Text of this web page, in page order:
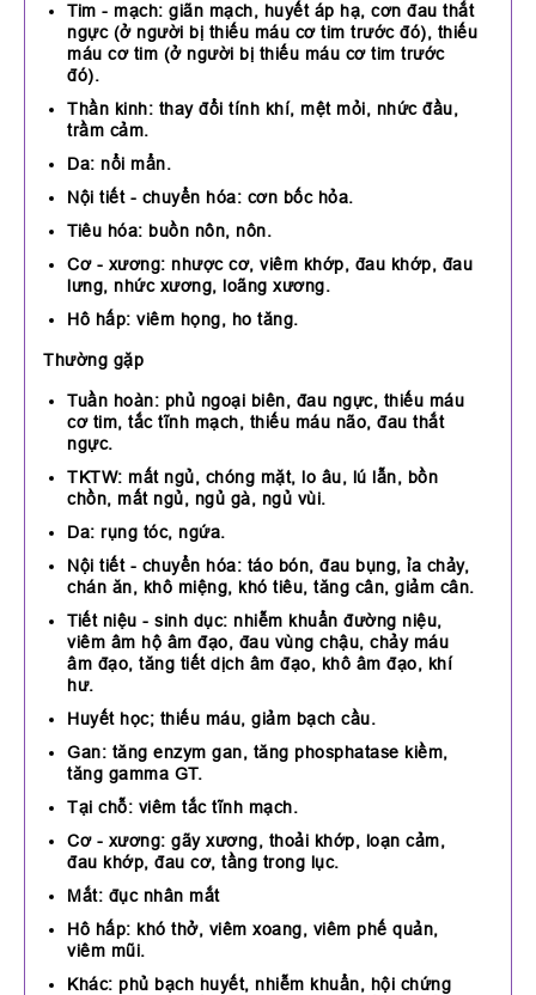
Tim - mạch: giãn mạch, huyết áp hạ, cơn đau thắt
ngực (ở người bị thiếu máu cơ tim trước đó), thiếu
máu cơ tim (ở người bị thiếu máu cơ tim trước
đó).
Thần kinh: thay đổi tính khí, mệt mỏi, nhức đầu,
trầm cảm.
Da: nổi mẩn.
Nội tiết - chuyển hóa: cơn bốc hỏa.
Tiêu hóa: buồn nôn, nôn.
Cơ - xương: nhược cơ, viêm khớp, đau khớp, đau
lưng, nhức xương, loãng xương.
Hô hấp: viêm họng, ho tăng.
Thường gặp
Tuần hoàn: phủ ngoại biên, đau ngực, thiếu máu
cơ tim, tắc tĩnh mạch, thiếu máu não, đau thắt
ngực.
TKTW: mất ngủ, chóng mặt, lo âu, lú lẫn, bồn
chồn, mất ngủ, ngủ gà, ngủ vùi.
Da: rụng tóc, ngứa.
Nội tiết - chuyển hóa: táo bón, đau bụng, ỉa chảy,
chán ăn, khô miệng, khó tiêu, tăng cân, giảm cân.
Tiết niệu - sinh dục: nhiễm khuẩn đường niệu,
viêm âm hộ âm đạo, đau vùng chậu, chảy máu
âm đạo, tăng tiết dịch âm đạo, khô âm đạo, khí
hư.
Huyết học; thiếu máu, giảm bạch cầu.
Gan: tăng enzym gan, tăng phosphatase kiềm,
tăng gamma GT.
Tại chỗ: viêm tắc tĩnh mạch.
Cơ - xương: gãy xương, thoải khớp, loạn cảm,
đau khớp, đau cơ, tầng trong lục.
Mắt: đục nhân mắt
Hô hấp: khó thở, viêm xoang, viêm phế quản,
viêm mũi.
Khác: phủ bạch huyết, nhiễm khuẩn, hội chứng